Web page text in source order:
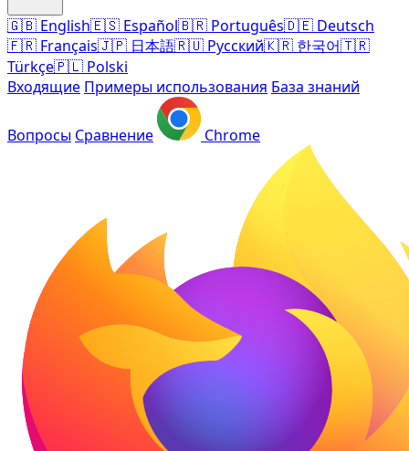
🇬🇧 English🇪🇸 Español🇧🇷 Português🇩🇪 Deutsch
🇫🇷 Français🇯🇵 日本語🇷🇺 Русский🇰🇷 한국어🇹🇷
Türkçe🇵🇱 Polski
Входящие Примеры использования База знаний
Вопросы Сравнение Chrome